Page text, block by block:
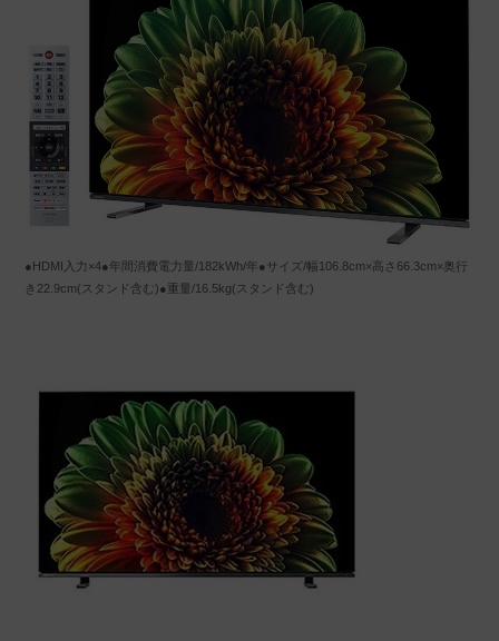
●HDMI入力×4●年間消費電力量/182kWh/年●サイズ/幅106.8cm×高さ66.3cm×奥行
き22.9cm(スタンド含む)●重量/16.5kg(スタンド含む)